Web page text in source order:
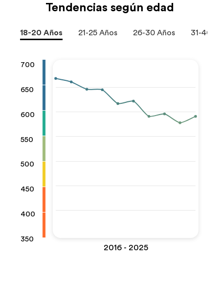
Tendencias según edad
18-20 Años 21-25 Años 26-30 Años 31-40
700
650
600
550
500
450
400
350
2016 - 2025